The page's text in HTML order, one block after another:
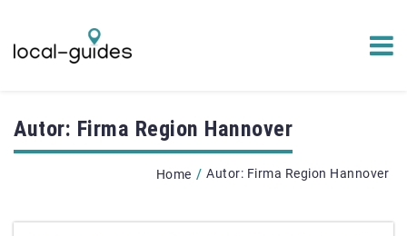
Autor: Firma Region Hannover
Home / Autor: Firma Region Hannover